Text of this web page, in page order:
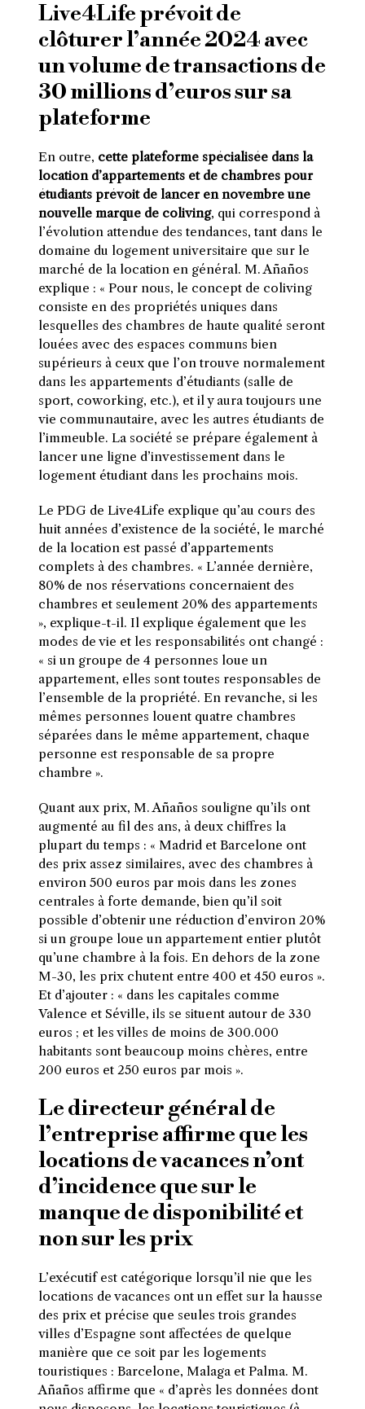
Live4Life prévoit de
clôturer l’année 2024 avec
un volume de transactions de
30 millions d’euros sur sa
plateforme
En outre, cette plateforme spécialisée dans la
location d’appartements et de chambres pour
étudiants prévoit de lancer en novembre une
nouvelle marque de coliving, qui correspond à
l’évolution attendue des tendances, tant dans le
domaine du logement universitaire que sur le
marché de la location en général. M. Añaños
explique : « Pour nous, le concept de coliving
consiste en des propriétés uniques dans
lesquelles des chambres de haute qualité seront
louées avec des espaces communs bien
supérieurs à ceux que l’on trouve normalement
dans les appartements d’étudiants (salle de
sport, coworking, etc.), et il y aura toujours une
vie communautaire, avec les autres étudiants de
l’immeuble. La société se prépare également à
lancer une ligne d’investissement dans le
logement étudiant dans les prochains mois.
Le PDG de Live4Life explique qu’au cours des
huit années d’existence de la société, le marché
de la location est passé d’appartements
complets à des chambres. « L’année dernière,
80% de nos réservations concernaient des
chambres et seulement 20% des appartements
», explique-t-il. Il explique également que les
modes de vie et les responsabilités ont changé :
« si un groupe de 4 personnes loue un
appartement, elles sont toutes responsables de
l’ensemble de la propriété. En revanche, si les
mêmes personnes louent quatre chambres
séparées dans le même appartement, chaque
personne est responsable de sa propre
chambre ».
Quant aux prix, M. Añaños souligne qu’ils ont
augmenté au fil des ans, à deux chiffres la
plupart du temps : « Madrid et Barcelone ont
des prix assez similaires, avec des chambres à
environ 500 euros par mois dans les zones
centrales à forte demande, bien qu’il soit
possible d’obtenir une réduction d’environ 20%
si un groupe loue un appartement entier plutôt
qu’une chambre à la fois. En dehors de la zone
M-30, les prix chutent entre 400 et 450 euros ».
Et d’ajouter : « dans les capitales comme
Valence et Séville, ils se situent autour de 330
euros ; et les villes de moins de 300.000
habitants sont beaucoup moins chères, entre
200 euros et 250 euros par mois ».
Le directeur général de
l’entreprise affirme que les
locations de vacances n’ont
d’incidence que sur le
manque de disponibilité et
non sur les prix
L’exécutif est catégorique lorsqu’il nie que les
locations de vacances ont un effet sur la hausse
des prix et précise que seules trois grandes
villes d’Espagne sont affectées de quelque
manière que ce soit par les logements
touristiques : Barcelone, Malaga et Palma. M.
Añaños affirme que « d’après les données dont